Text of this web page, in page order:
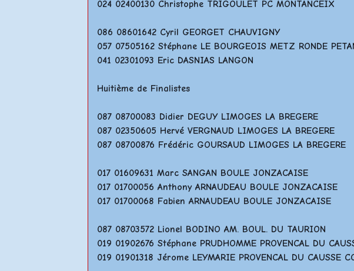
024 02400130 Christophe TRIGOULET PC MONTANCEIX
086 08601642 Cyril GEORGET CHAUVIGNY
057 07505162 Stéphane LE BOURGEOIS METZ RONDE
041 02301093 Eric DASNIAS LANGON
Huitième de Finalistes
087 08700083 Didier DEGUY LIMOGES LA BREGERE
087 02350605 Hervé VERGNAUD LIMOGES LA BREGERE
087 08700876 Frédéric GOURSAUD LIMOGES LA BREGERE
017 01609631 Marc SANGAN BOULE JONZACAISE
017 01700056 Anthony ARNAUDEAU BOULE JONZACAISE
017 01700068 Fabien ARNAUDEAU BOULE JONZACAISE
087 08703572 Lionel BODINO AM. BOUL. DU TAURION
019 01902676 Stéphane PRUDHOMME PROVENCAL DU
019 01901318 Jérome LEYMARIE PROVENCAL DU CAUSSE